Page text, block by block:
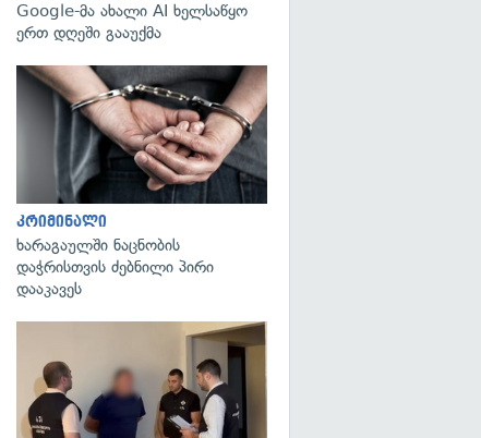
Google-მა ახალი AI ხელსაწყო
ერთ დღეში გააუქმა
კრიმინალი
ხარაგაულში ნაცნობის
დაჭრისთვის ძებნილი პირი
დააკავეს